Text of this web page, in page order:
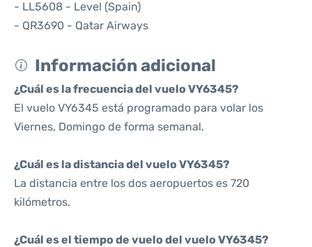
- LL5608 - Level (Spain)
- QR3690 - Qatar Airways
Información adicional
¿Cuál es la frecuencia del vuelo VY6345?
El vuelo VY6345 está programado para volar los
Viernes, Domingo de forma semanal.
¿Cuál es la distancia del vuelo VY6345?
La distancia entre los dos aeropuertos es 720
kilómetros.
¿Cuál es el tiempo de vuelo del vuelo VY6345?